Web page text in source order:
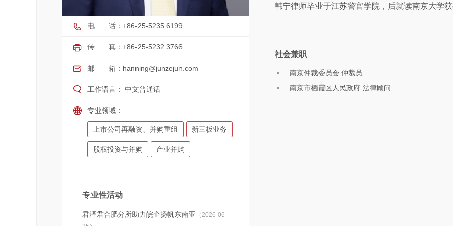
电 话：+86-25-5235 6199
传 真：+86-25-5232 3766
邮 箱： hanning@junzejun.com
工作语言： 中文普通话
专业领域：
上市公司再融资、并购重组 新三板业务
股权投资与并购 产业并购
专业性活动
君泽君合肥分所助力皖企扬帆东南亚 （2026-06-
韩宁律师毕业于江苏警官学院，后就读南京大学获
社会兼职
南京仲裁委员会 仲裁员
南京市栖霞区人民政府 法律顾问